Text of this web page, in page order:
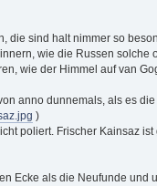
die sind halt nimmer so
wie die Russen
wie der Himmel auf van
anno dunnemals, als es
)
poliert. Frischer Kainsaz
Ecke als die Neufunde